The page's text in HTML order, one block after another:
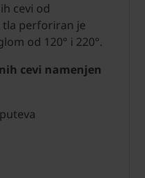
cevi od
perforiran je
od 120° i 220°.
cevi namenjen